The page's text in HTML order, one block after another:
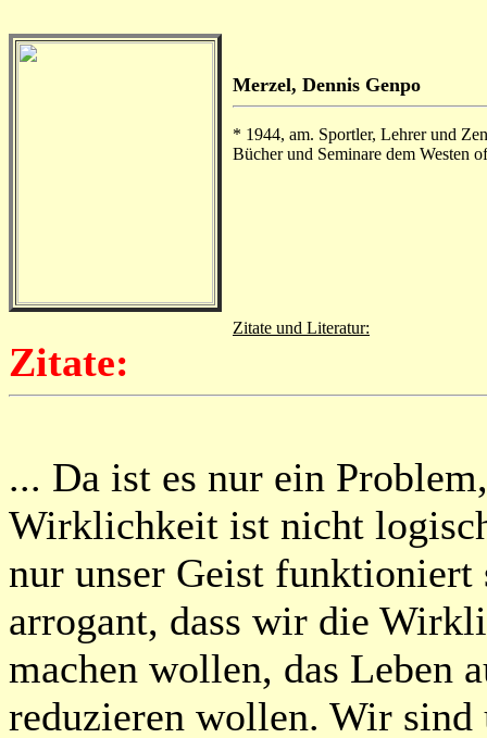
Merzel, Dennis Genpo
* 1944, am. Sportler, Lehrer und
Bücher und Seminare dem Westen
Zitate und Literatur:
Zitate:
... Da ist es nur ein
Wirklichkeit ist nicht
nur unser Geist funktioniert
arrogant, dass wir die
machen wollen, das Leben
reduzieren wollen. Wir